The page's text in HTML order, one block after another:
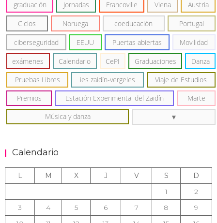
graduación Jornadas Francoville Viena Austria
Ciclos Noruega coeducación Portugal
ciberseguridad EEUU Puertas abiertas Movilidad
exámenes Calendario CePI Graduaciones Danza
Pruebas Libres ies zaidín-vergeles Viaje de Estudios
Premios Estación Experimental del Zaidín Marte
Música y danza
Calendario
L M X J V S
D
1
2
3
4 5 6 7 8
9